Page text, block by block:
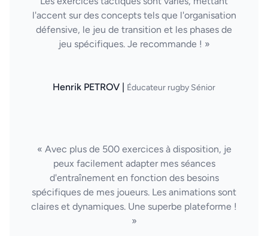
l'accent sur des concepts tels que l'organisation
défensive, le jeu de transition et les phases de
jeu spécifiques. Je recommande ! »
Henrik PETROV | Éducateur rugby Sénior
« Avec plus de 500 exercices à disposition, je
peux facilement adapter mes séances
d'entraînement en fonction des besoins
spécifiques de mes joueurs. Les animations sont
claires et dynamiques. Une superbe plateforme !
»